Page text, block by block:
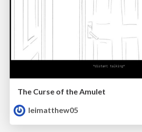
The Curse of the Amulet
leimatthew05